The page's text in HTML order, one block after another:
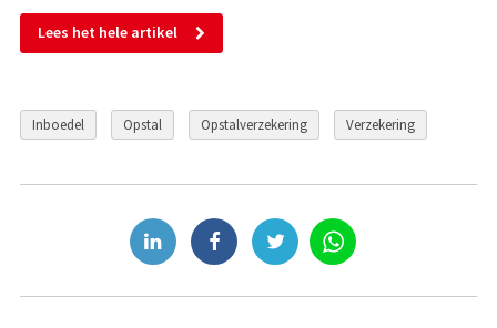
Lees het hele artikel
Inboedel Opstal Opstalverzekering Verzekering